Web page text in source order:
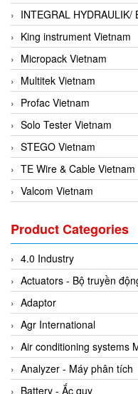
INTEGRAL HYDRAULIK/
King instrument Vietnam
Micropack Vietnam
Multitek Vietnam
Profac Vietnam
Solo Tester Vietnam
STEGO Vietnam
TE Wire & Cable Vietnam
Valcom Vietnam
3CTEST Vietnam
4B VietNam Vietnam
ABB Vietnam
AC Infinity Vietnam
AC&E Telecommunications
AC&T Vietnam
Accepta Vietnam
ACCUMAC Vietnam
Product Categories
4.0 Industry
Actuators - Bộ truyền
Adaptor
Agr International
Air conditioning systems
Analyzer - Máy phân tích
Battery - Ắc quy